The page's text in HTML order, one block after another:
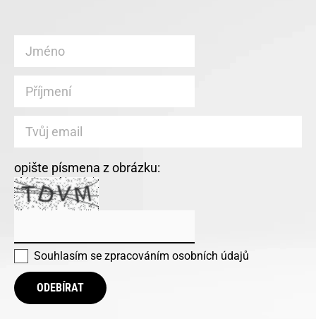
opište písmena z obrázku:
Souhlasím se zpracováním osobních údajů
ODEBÍRAT